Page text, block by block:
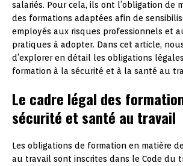
salariés. Pour cela, ils ont l’obligation de
des formations adaptées afin de
employés aux risques professionnels et
pratiques à adopter. Dans cet article,
d’explorer en détail les obligations
formation à la sécurité et à la santé au
Le cadre légal des
sécurité et santé au travail
Les obligations de formation en matière
au travail sont inscrites dans le Code du